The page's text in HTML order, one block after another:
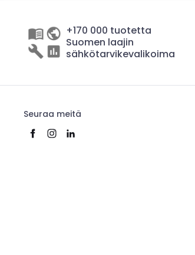
+170 000 tuotetta
Suomen laajin
sähkötarvikevalikoima
Seuraa meitä